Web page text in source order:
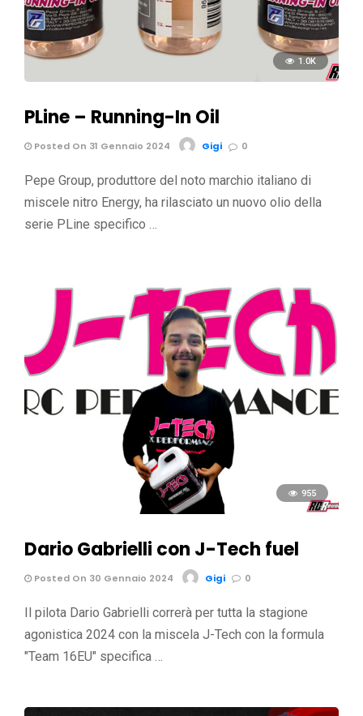
1.0K
PLine – Running-In Oil
Posted On 31 Gennaio 2024 Gigi 0
Pepe Group, produttore del noto marchio italiano di
miscele nitro Energy, ha rilasciato un nuovo olio della
serie PLine specifico …
955
Dario Gabrielli con J-Tech fuel
Posted On 30 Gennaio 2024 Gigi 0
Il pilota Dario Gabrielli correrà per tutta la stagione
agonistica 2024 con la miscela J-Tech con la formula
"Team 16EU" specifica …